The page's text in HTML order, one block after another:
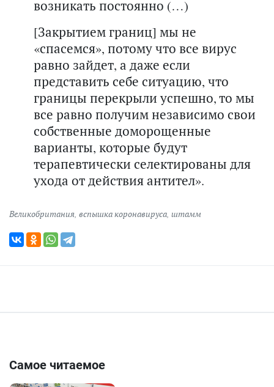
возникать постоянно (…)
[Закрытием границ] мы не
«спасемся», потому что все вирус
равно зайдет, а даже если
представить себе ситуацию, что
границы перекрыли успешно, то мы
все равно получим независимо свои
собственные доморощенные
варианты, которые будут
терапевтически селектированы для
ухода от действия антител».
Великобритания вспышка коронавируса штамм
Самое читаемое